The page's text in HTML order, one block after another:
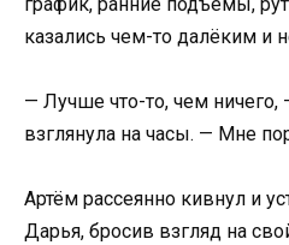
казались чем-то далёким и
— Лучше что-то, чем ничего,
взглянула на часы. — Мне
Артём рассеянно кивнул и
Дарья, бросив взгляд на